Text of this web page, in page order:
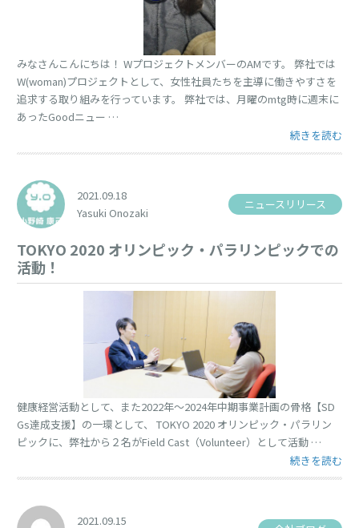
みなさんこんにちは！ WプロジェクトメンバーのAMです。 弊社では
W(woman)プロジェクトとして、女性社員たちを主導に働きやすさを
追求する取り組みを行っています。 弊社では、月曜のmtg時に週末に
あったGoodニュー …
“最近の癒し
続きを読む
2021.09.18
Yasuki Onozaki
ニュースリリース
TOKYO 2020 オリンピック・パラリンピックでの
活動！
健康経営活動として、また2022年〜2024年中期事業計画の骨格【SD
Gs達成支援】の一環として、 TOKYO 2020 オリンピック・パラリン
ピックに、弊社から２名がField Cast（Volunteer）として活動 …
“TOKYO
続きを読む
2021.09.15